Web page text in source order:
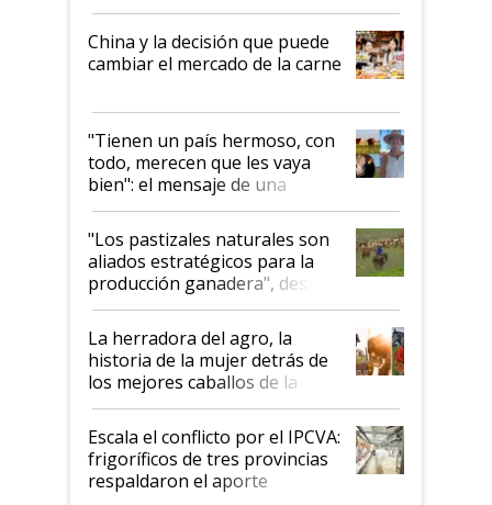
China y la decisión que puede
cambiar el mercado de la carne
"Tienen un país hermoso, con
todo, merecen que les vaya
bien": el mensaje de una
ganadera uruguaya sobre las
oportunidades que se abren
para el agro en Argentina, con
foco en la carne
"Los pastizales naturales son
aliados estratégicos para la
producción ganadera", destaca
la iniciativa que ya reúne a 46
establecimientos en Argentina
La herradora del agro, la
historia de la mujer detrás de
los mejores caballos de la
Argentina y los mitos que
todavía hacen sufrir a estos
animales: "Mientras me
descalificaban, yo seguí
haciendo currículum"
Escala el conflicto por el IPCVA:
frigoríficos de tres provincias
respaldaron el aporte